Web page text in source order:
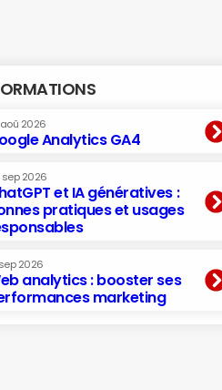
aoû 2026
Analytics GA4
sep 2026
et IA génératives :
pratiques et usages
2026
analytics : booster ses
marketing